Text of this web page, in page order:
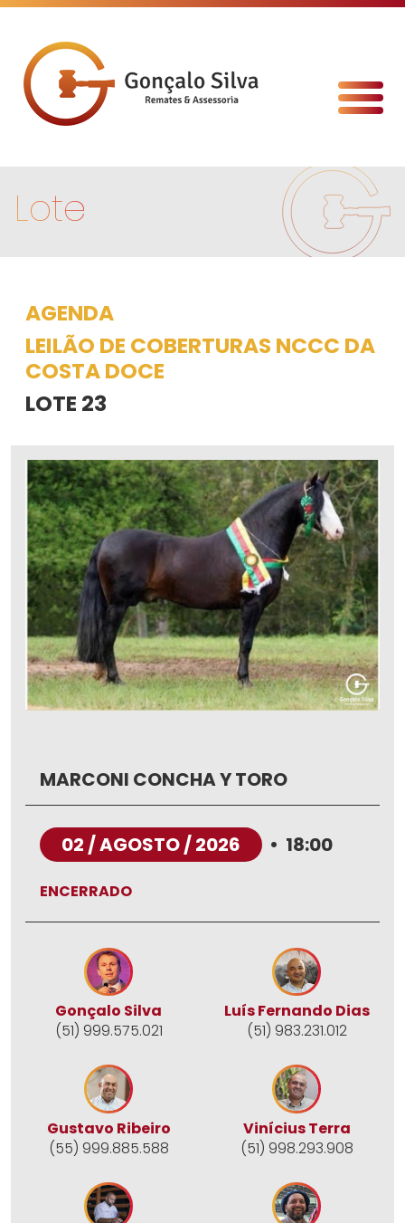
Lote
AGENDA
LEILÃO DE COBERTURAS NCCC DA
COSTA DOCE
LOTE 23
MARCONI CONCHA Y TORO
02 / AGOSTO / 2026 • 18:00
ENCERRADO
Gonçalo Silva
(51) 999.575.021
Luís Fernando Dias
(51) 983.231.012
Gustavo Ribeiro
(55) 999.885.588
Vinícius Terra
(51) 998.293.908